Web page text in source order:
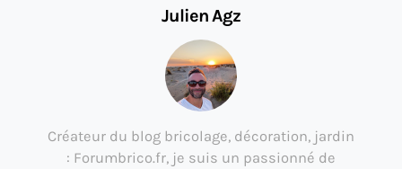
Julien Agz
Créateur du blog bricolage, décoration, jardin
: Forumbrico.fr, je suis un passionné de